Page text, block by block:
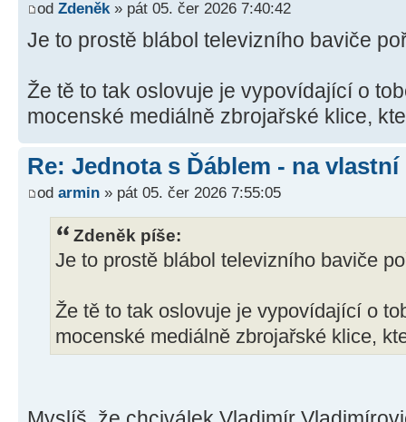
od Zdeněk » pát 05. čer 2026 7:40:42
Je to prostě blábol televizního baviče
Že tě to tak oslovuje je vypovídající o
mocenské mediálně zbrojařské klice,
Re: Jednota s Ďáblem - na
od armin » pát 05. čer 2026 7:55:05
Zdeněk píše:
Je to prostě blábol televizního baviče
Že tě to tak oslovuje je vypovídající o
mocenské mediálně zbrojařské klice,